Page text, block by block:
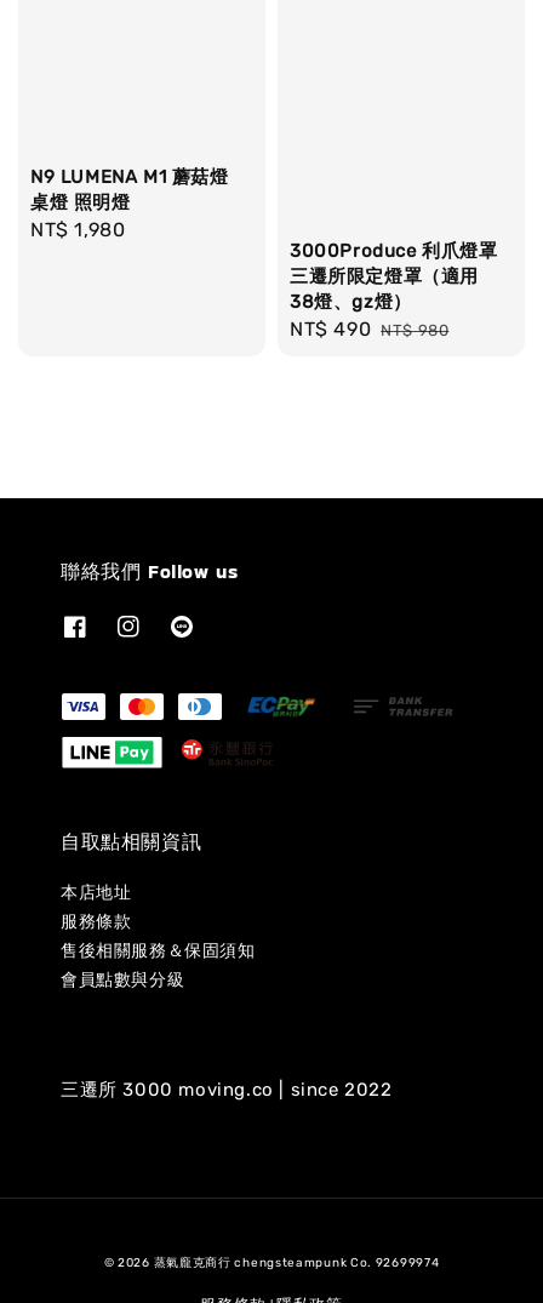
N9 LUMENA M1 蘑菇燈
桌燈 照明燈
Regular
NT$ 1,980
3000Produce 利爪燈罩
三遷所限定燈罩（適用
38燈、gz燈）
Sale
NT$ 490 Regular
NT$ 980
聯絡我們 Follow us
自取點相關資訊
本店地址
服務條款
售後相關服務＆保固須知
會員點數與分級
三遷所 3000 moving.co | since 2022
© 2026 蒸氣龐克商行 chengsteampunk Co. 92699974